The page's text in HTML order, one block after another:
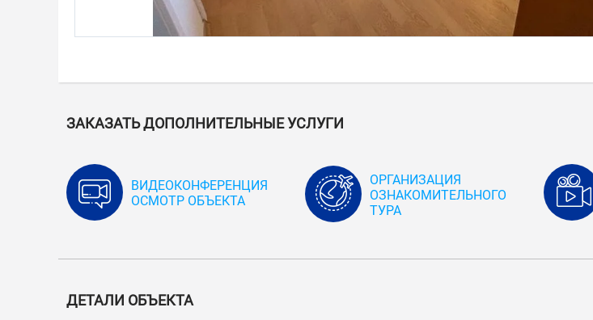
ЗАКАЗАТЬ ДОПОЛНИТЕЛЬНЫЕ УСЛУГИ
ВИДЕОКОНФЕРЕНЦИЯ
ОСМОТР ОБЪЕКТА
ОРГАНИЗАЦИЯ
ОЗНАКОМИТЕЛЬНОГО
ТУРА
ДЕТАЛИ ОБЪЕКТА